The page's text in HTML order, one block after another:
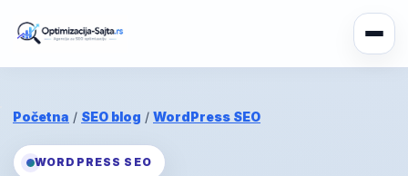
Početna / SEO blog / WordPress SEO
WORDPRESS SEO